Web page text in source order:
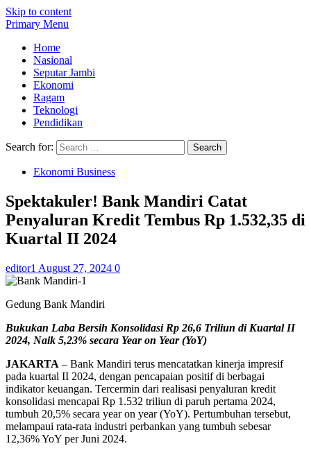
Skip to content
Primary Menu
Home
Nasional
Seputar Jambi
Ekonomi
Ragam
Teknologi
Pendidikan
Search for:
Ekonomi Business
Spektakuler! Bank Mandiri Catat
Penyaluran Kredit Tembus Rp 1.532,35 di
Kuartal II 2024
editor1 August 27, 2024 0
Gedung Bank Mandiri
Bukukan Laba Bersih Konsolidasi Rp 26,6 Triliun di Kuartal II
2024, Naik 5,23% secara Year on Year (YoY)
JAKARTA – Bank Mandiri terus mencatatkan kinerja impresif
pada kuartal II 2024, dengan pencapaian positif di berbagai
indikator keuangan. Tercermin dari realisasi penyaluran kredit
konsolidasi mencapai Rp 1.532 triliun di paruh pertama 2024,
tumbuh 20,5% secara year on year (YoY). Pertumbuhan tersebut,
melampaui rata-rata industri perbankan yang tumbuh sebesar
12,36% YoY per Juni 2024.